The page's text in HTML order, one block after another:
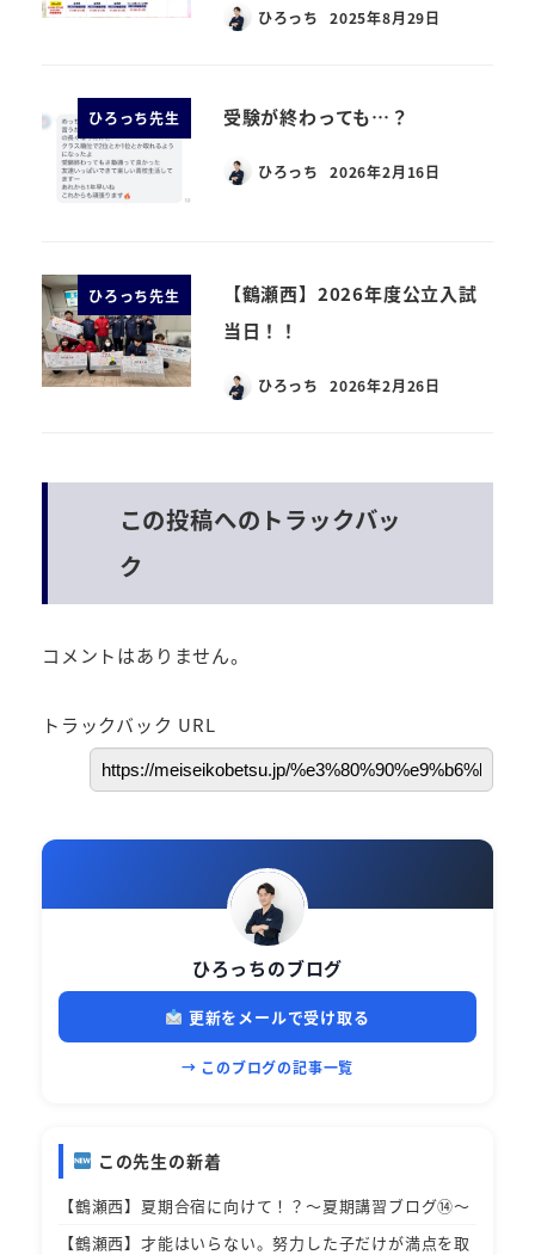
ひろっち 2025年8月29日
ひろっち先生 受験が終わっても…？
ひろっち 2026年2月16日
ひろっち先生
【鶴瀬西】2026年度公立入試
当日！！
ひろっち 2026年2月26日
この投稿へのトラックバッ
ク
コメントはありません。
トラックバック URL
ひろっちのブログ
更新をメールで受け取る
→ このブログの記事一覧
この先生の新着
【鶴瀬西】夏期合宿に向けて！？～夏期講習ブログ⑭～
【鶴瀬西】才能はいらない。努力した子だけが満点を取